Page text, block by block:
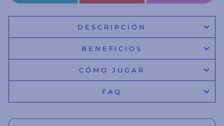
DESCRIPCIÓN
BENEFICIOS
CÓMO JUGAR
FAQ